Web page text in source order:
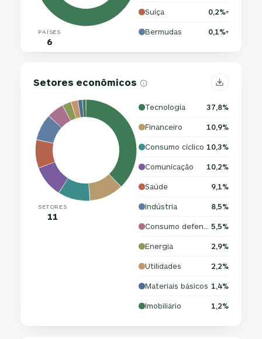
PAÍSES
6
Suíça 0,2%▾
Bermudas 0,1%▾
Setores econômicos
SETORES
11
Tecnologia 37,8%
Financeiro 10,9%
Consumo cíclico 10,3%
Comunicação 10,2%
Saúde 9,1%
Indústria 8,5%
5,5%
Energia 2,9%
Utilidades 2,2%
Materiais básicos 1,4%
Imobiliário 1,2%